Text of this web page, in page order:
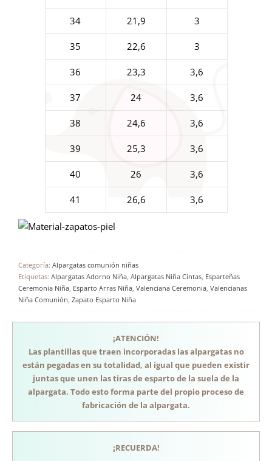
34 21,9 3
35 22,6 3
36 23,3 3,6
37 24 3,6
38 24,6 3,6
39 25,3 3,6
40 26 3,6
41 26,6 3,6
Categoría: Alpargatas comunión niñas
Etiquetas: Alpargatas Adorno Niña, Alpargatas Niña Cintas, Esparteñas
Ceremonia Niña, Esparto Arras Niña, Valenciana Ceremonia, Valencianas
Niña Comunión, Zapato Esparto Niña
¡ATENCIÓN!
Las plantillas que traen incorporadas las alpargatas no
están pegadas en su totalidad, al igual que pueden existir
juntas que unen las tiras de esparto de la suela de la
alpargata. Todo esto forma parte del propio proceso de
fabricación de la alpargata.
¡RECUERDA!